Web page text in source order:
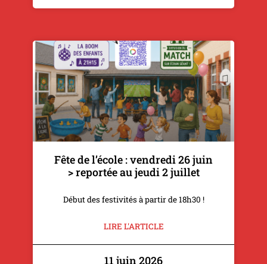
Fête de l’école : vendredi 26 juin
> reportée au jeudi 2 juillet
Début des festivités à partir de 18h30 !
LIRE L'ARTICLE
11 juin 2026